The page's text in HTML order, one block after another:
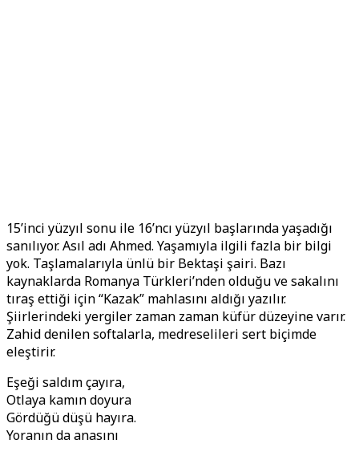
15’inci yüzyıl sonu ile 16’ncı yüzyıl başlarında yaşadığı
sanılıyor. Asıl adı Ahmed. Yaşamıyla ilgili fazla bir bilgi
yok. Taşlamalarıyla ünlü bir Bektaşi şairi. Bazı
kaynaklarda Romanya Türkleri’nden olduğu ve sakalını
tıraş ettiği için “Kazak” mahlasını aldığı yazılır.
Şiirlerindeki yergiler zaman zaman küfür düzeyine varır.
Zahid denilen softalarla, medreselileri sert biçimde
eleştirir.
Eşeği saldım çayıra,
Otlaya kamın doyura
Gördüğü düşü hayıra.
Yoranın da anasını